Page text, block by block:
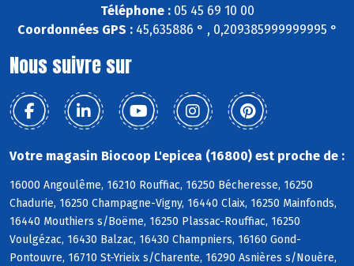
Téléphone :05 45 69 10 00
Coordonnées GPS :45,635886 ° , 0,209385999999995 °
Nous suivre sur
Votre magasin Biocoop L'epicea (16800) est proche de :
16000 Angoulême, 16210 Rouffiac, 16250 Bécheresse, 16250
Chadurie, 16250 Champagne-Vigny, 16440 Claix, 16250 Mainfonds,
16440 Mouthiers s/Boëme, 16250 Plassac-Rouffiac, 16250
Voulgézac, 16430 Balzac, 16430 Champniers, 16160 Gond-
Pontouvre, 16710 St-Yrieix s/Charente, 16290 Asnières s/Nouère,